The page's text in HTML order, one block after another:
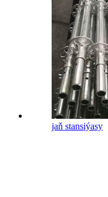
jaň stansiýasy